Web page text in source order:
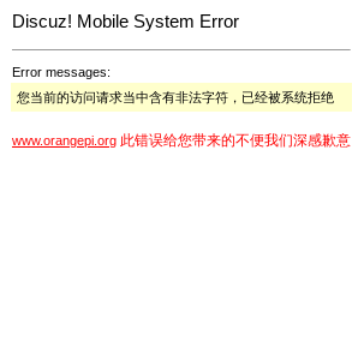
Discuz! Mobile System Error
Error messages:
您当前的访问请求当中含有非法字符，已经被系统拒绝
www.orangepi.org 此错误给您带来的不便我们深感歉意